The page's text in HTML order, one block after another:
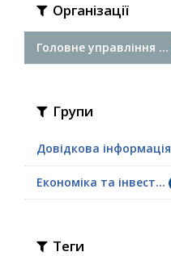
Організації
Головне управління ...
Групи
Довідкова інформація
Економіка та інвест...
Теги